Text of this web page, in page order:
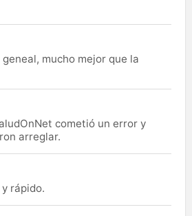
mucho mejor que la
cometió un error y
arreglar.
rápido.